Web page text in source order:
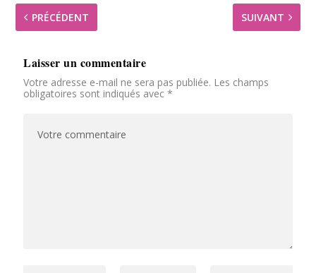
PRÉCÉDENT SUIVANT
Laisser un commentaire
Votre adresse e-mail ne sera pas publiée. Les champs
obligatoires sont indiqués avec*